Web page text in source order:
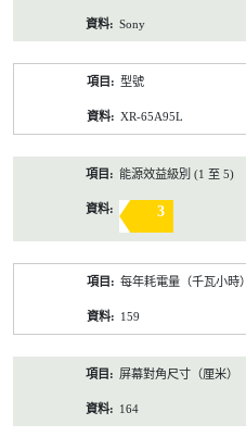
Sony
型號
XR-65A95L
能源效益級別 (1 至 5)
3
每年耗電量（千瓦小時）
159
屏幕對角尺寸（厘米）
164